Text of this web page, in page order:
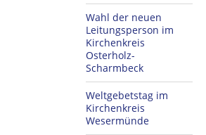
Wahl der neuen
Leitungsperson im
Kirchenkreis
Osterholz-
Scharmbeck
Weltgebetstag im
Kirchenkreis
Wesermünde